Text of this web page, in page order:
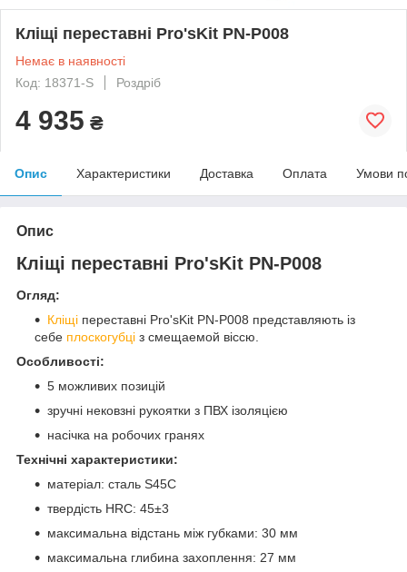
Кліщі переставні Pro'sKit PN-P008
Немає в наявності
Код: 18371-S
Роздріб
4 935 ₴
Опис Характеристики Доставка Оплата Умови
Опис
Кліщі переставні Pro'sKit PN-P008
Огляд:
Кліщі переставні Pro'sKit PN-P008 представляють із
себе плоскогубці з смещаемой віссю.
Особливості:
5 можливих позицій
зручні нековзні рукоятки з ПВХ ізоляцією
насічка на робочих гранях
Технічні характеристики:
матеріал: сталь S45C
твердість HRC: 45±3
максимальна відстань між губками: 30 мм
максимальна глибина захоплення: 27 мм